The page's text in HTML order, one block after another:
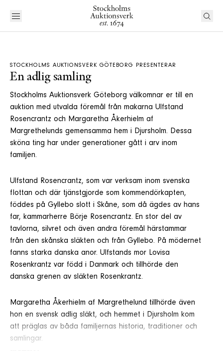
STOCKHOLMS AUKTIONSVERK GÖTEBORG PRESENTERAR
En adlig samling
Stockholms Auktionsverk Göteborg välkomnar er till en
auktion med utvalda föremål från makarna Ulfstand
Rosencrantz och Margaretha Åkerhielm af
Margrethelunds gemensamma hem i Djursholm. Dessa
sköna ting har under generationer gått i arv inom
familjen.
Ulfstand Rosencrantz, som var verksam inom svenska
flottan och där tjänstgjorde som kommendörkapten,
föddes på Gyllebo slott i Skåne, som då ägdes av hans
far, kammarherre Börje Rosencrantz. En stor del av
tavlorna, silvret och även andra föremål härstammar
från den skånska släkten och från Gyllebo. På mödernet
fanns starka danska anor. Ulfstands mor Lovisa
Rosenkrantz var född i Danmark och tillhörde den
danska grenen av släkten Rosenkrantz.
Margaretha Åkerhielm af Margrethelund tillhörde även
hon en svensk adlig släkt, och hemmet i Djursholm kom
att präglas av båda familjernas historia, traditioner och
samlingar.